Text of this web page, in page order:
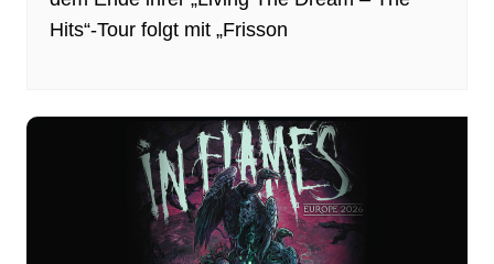
Hits“-Tour folgt mit „Frisson